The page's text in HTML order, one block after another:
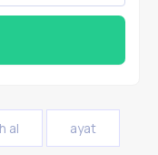
al ayat